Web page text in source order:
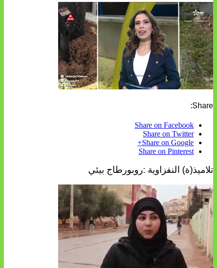
Share:
Share on Facebook
Share on Twitter
Share on Google+
Share on Pinterest
تلاميذ(ة) النفزاوية :روبورطاج بيئي